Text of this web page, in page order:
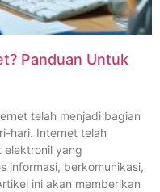
Panduan Untuk
telah menjadi bagian
hari. Internet telah
elektronil yang
informasi, berkomunikasi,
ini akan memberikan